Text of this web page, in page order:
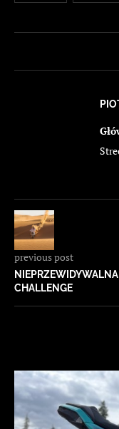
previous post
CHALLENGE